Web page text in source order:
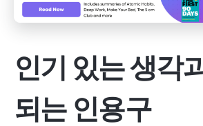
인기 있는 생각
되는 인용구